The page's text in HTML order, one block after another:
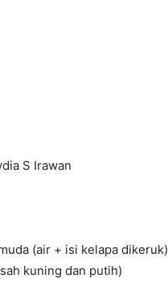
S Irawan
(air + isi kelapa dikeruk)
kuning dan putih)